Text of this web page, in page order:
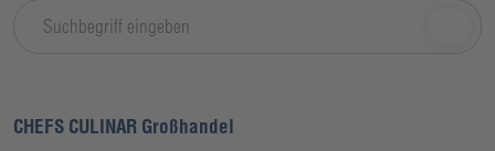
CHEFS CULINAR Großhandel